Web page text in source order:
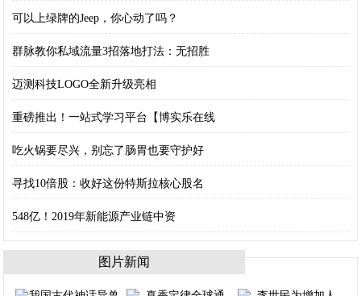
可以上绿牌的Jeep，你心动了吗？
群脉教你私域流量3招落地打法：无招胜
迈测科技LOGO全新升级亮相
重磅推出！一站式学习平台【博实乐在线
吃火锅要尽兴，别忘了肠胃也要守护好
寻找10倍股：收好这份特斯拉核心股名
548亿！2019年新能源产业链中资
图片新闻